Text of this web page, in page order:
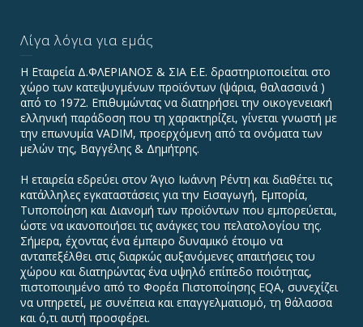
Λίγα λόγια για εμάς
Η Εταιρεία Δ.ΦΛΕΡΙΑΝΟΣ & ΣΙΑ Ε.Ε. δραστηριοποιείται στο
χώρο των κατεψυγμένων προϊόντων (ψάρια, θαλασσινά )
από το 1972. Επιθυμώντας να διατηρήσει την οικογενειακή
ελληνική παράδοση που τη χαρακτηρίζει, γίνεται γνωστή με
την επωνυμία VADIΜ, προερχόμενη από τα ονόματα των
μελών της, Βαγγέλης & Δημήτρης.
Η εταιρεία εδρεύει στον Άγιο Ιωάννη Ρέντη και διαθέτει τις
κατάλληλες εγκαταστάσεις για την Εισαγωγή, Εμπορία,
Τυποποίηση και Διανομή των προϊόντων που εμπορεύεται,
ώστε να ικανοποιήσει τις ανάγκες του πελατολογίου της.
Σήμερα, έχοντας ένα έμπειρο δυναμικό έτοιμο να
ανταπεξέλθει στις διαρκώς αυξανόμενες απαιτήσεις του
χώρου και διατηρώντας ένα υψηλό επίπεδο ποιότητας,
πιστοποιημένο από το Φορέα Πιστοποίησης EQA, συνεχίζει
να υπηρετεί, με συνέπεια και επαγγελματισμό, τη θάλασσα
και ό,τι αυτή προσφέρει.